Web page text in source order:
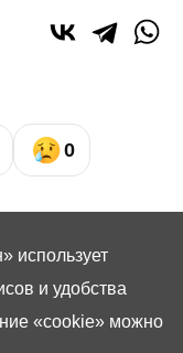
0
использует
и удобства
«cookie» можно